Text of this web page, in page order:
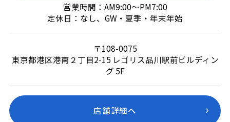
営業時間：AM9:00～PM7:00
定休日：なし、GW・夏季・年末年始
〒108-0075
東京都港区港南２丁目2-15 レゴリス品川駅前ビルディン
グ 5F
店舗詳細へ